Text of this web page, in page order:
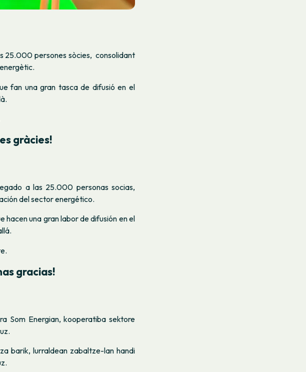
25.000 persones sòcies, consolidant
fan una gran tasca de difusió en el
gràcies!
a las 25.000 personas socias,
del sector energético.
hacen una gran labor de difusión en el
gracias!
Som Energian, kooperatiba sektore
barik, lurraldean zabaltze-lan handi